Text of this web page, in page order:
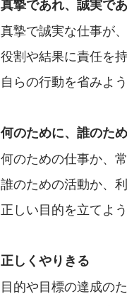
真摯であれ、誠実で
真摯で誠実な仕事が
役割や結果に責任を
自らの行動を省みよ
何のために、誰のた
何のための仕事か、
誰のための活動か、
正しい目的を立てよ
正しくやりきる
目的や目標の達成の